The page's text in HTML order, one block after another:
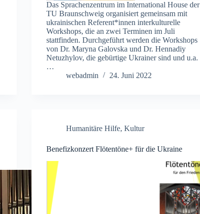
Das Sprachenzentrum im International House der
TU Braunschweig organisiert gemeinsam mit
ukrainischen Referent*innen interkulturelle
Workshops, die an zwei Terminen im Juli
stattfinden. Durchgeführt werden die Workshops
von Dr. Maryna Galovska und Dr. Hennadiy
Netuzhylov, die gebürtige Ukrainer sind und u.a.
…
webadmin
24. Juni 2022
Humanitäre Hilfe, Kultur
Benefizkonzert Flötentöne+ für die Ukraine